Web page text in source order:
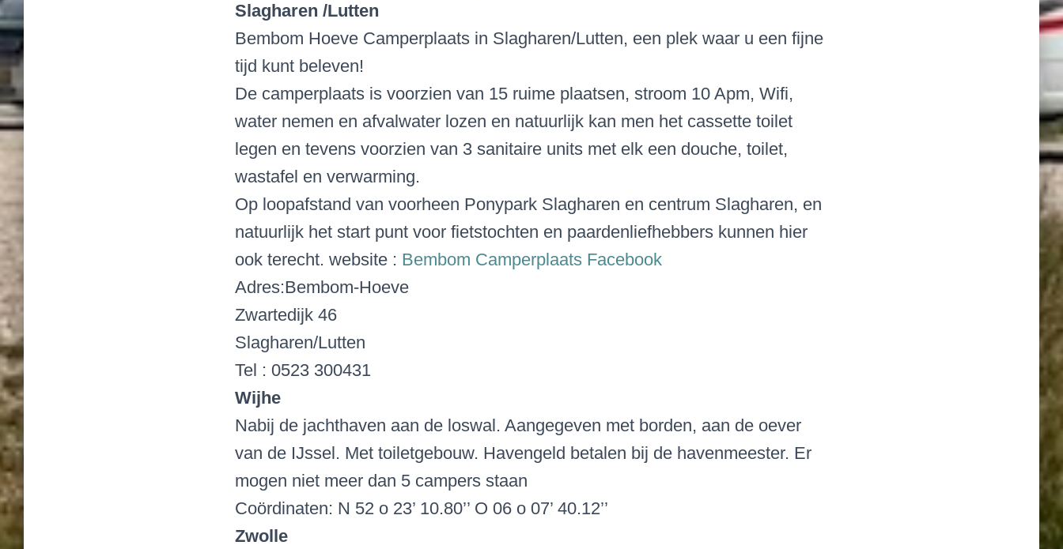
Slagharen /Lutten
Bembom Hoeve Camperplaats in Slagharen/Lutten, een plek waar u een fijne
tijd kunt beleven!
De camperplaats is voorzien van 15 ruime plaatsen, stroom 10 Apm, Wifi,
water nemen en afvalwater lozen en natuurlijk kan men het cassette toilet
legen en tevens voorzien van 3 sanitaire units met elk een douche, toilet,
wastafel en verwarming.
Op loopafstand van voorheen Ponypark Slagharen en centrum Slagharen, en
natuurlijk het start punt voor fietstochten en paardenliefhebbers kunnen hier
ook terecht. website : Bembom Camperplaats Facebook
Adres:Bembom-Hoeve
Zwartedijk 46
Slagharen/Lutten
Tel : 0523 300431
Wijhe
Nabij de jachthaven aan de loswal. Aangegeven met borden, aan de oever
van de IJssel. Met toiletgebouw. Havengeld betalen bij de havenmeester. Er
mogen niet meer dan 5 campers staan
Coördinaten: N 52 o 23’ 10.80’’ O 06 o 07’ 40.12’’
Zwolle